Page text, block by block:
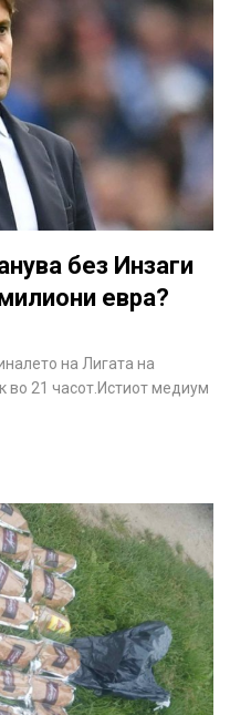
без Инзаги
евра?
на Лигата на
во 21 часот.Истиот медиум